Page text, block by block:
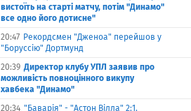
вистоїть на старті матчу, потім "Динамо"
все одно його дотисне"
20:47 Рекордсмен "Дженоа" перейшов у
"Боруссію" Дортмунд
20:39 Директор клубу УПЛ заявив про
можливість повноцінного викупу
хавбека "Динамо"
20:34 "Баварія" - "Астон Вілла" 2:1.